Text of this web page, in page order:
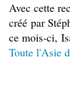
Avec cette
créé par
ce mois-ci,
Toute l'Asie